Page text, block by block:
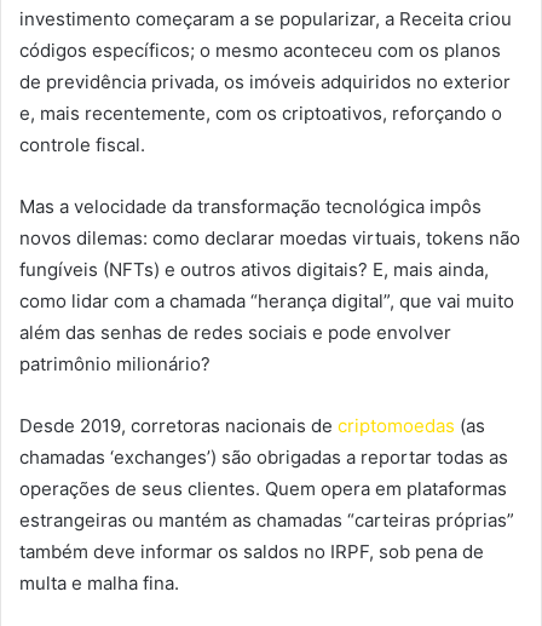
investimento começaram a se popularizar, a Receita criou
códigos específicos; o mesmo aconteceu com os planos
de previdência privada, os imóveis adquiridos no exterior
e, mais recentemente, com os criptoativos, reforçando o
controle fiscal.
Mas a velocidade da transformação tecnológica impôs
novos dilemas: como declarar moedas virtuais, tokens não
fungíveis (NFTs) e outros ativos digitais? E, mais ainda,
como lidar com a chamada “herança digital”, que vai muito
além das senhas de redes sociais e pode envolver
patrimônio milionário?
Desde 2019, corretoras nacionais de criptomoedas (as
chamadas ‘exchanges’) são obrigadas a reportar todas as
operações de seus clientes. Quem opera em plataformas
estrangeiras ou mantém as chamadas “carteiras próprias”
também deve informar os saldos no IRPF, sob pena de
multa e malha fina.